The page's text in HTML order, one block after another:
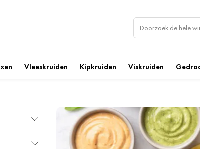
Vleeskruiden Kipkruiden Viskruiden